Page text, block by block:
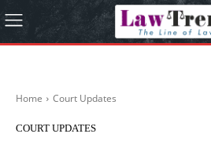
Home Court Updates
COURT UPDATES